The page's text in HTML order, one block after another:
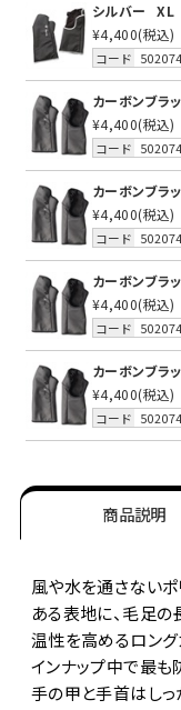
シルバー
XL
¥4,400(税込)
コード
カーボンブラ
¥4,400(税込)
コード
カーボンブラ
¥4,400(税込)
コード
カーボンブラ
¥4,400(税込)
コード
カーボンブラ
¥4,400(税込)
コード
商品説明
風や水を通さないポ
ある表地に、毛足の
温性を高めるロン
インナップ中で最も
手の甲と手首はしっ